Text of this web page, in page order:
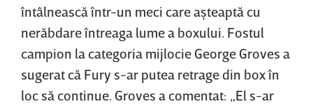
întâlnească într-un meci care aşteaptă cu
nerăbdare întreaga lume a boxului. Fostul
campion la categoria mijlocie George Groves a
sugerat că Fury s-ar putea retrage din box în
loc să continue. Groves a comentat: „El s-ar